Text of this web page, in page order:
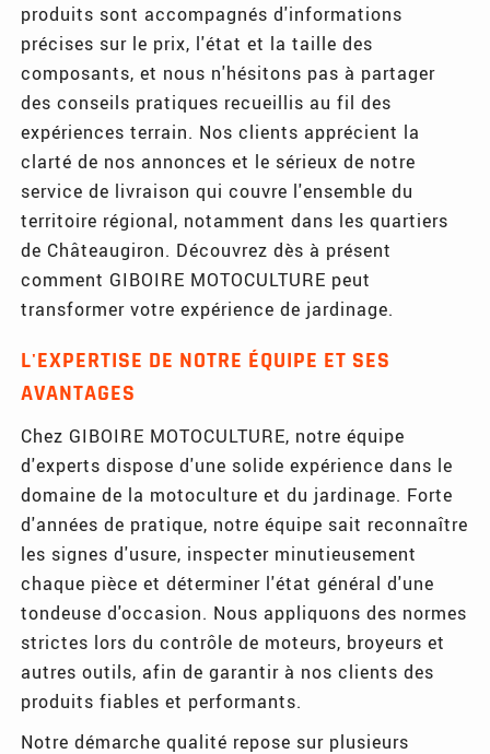
produits sont accompagnés d'informations
précises sur le prix, l'état et la taille des
composants, et nous n'hésitons pas à partager
des conseils pratiques recueillis au fil des
expériences terrain. Nos clients apprécient la
clarté de nos annonces et le sérieux de notre
service de livraison qui couvre l'ensemble du
territoire régional, notamment dans les quartiers
de Châteaugiron. Découvrez dès à présent
comment GIBOIRE MOTOCULTURE peut
transformer votre expérience de jardinage.
L'EXPERTISE DE NOTRE ÉQUIPE ET SES
AVANTAGES
Chez GIBOIRE MOTOCULTURE, notre équipe
d'experts dispose d'une solide expérience dans le
domaine de la motoculture et du jardinage. Forte
d'années de pratique, notre équipe sait reconnaître
les signes d'usure, inspecter minutieusement
chaque pièce et déterminer l'état général d'une
tondeuse d'occasion. Nous appliquons des normes
strictes lors du contrôle de moteurs, broyeurs et
autres outils, afin de garantir à nos clients des
produits fiables et performants.
Notre démarche qualité repose sur plusieurs